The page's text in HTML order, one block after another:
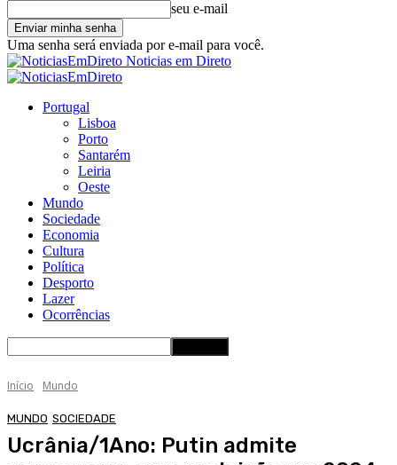
seu e-mail
Uma senha será enviada por e-mail para você.
Noticias em Direto
Portugal
Lisboa
Porto
Santarém
Leiria
Oeste
Mundo
Sociedade
Economia
Cultura
Política
Desporto
Lazer
Ocorrências
Início Mundo
MUNDO SOCIEDADE
Ucrânia/1Ano: Putin admite